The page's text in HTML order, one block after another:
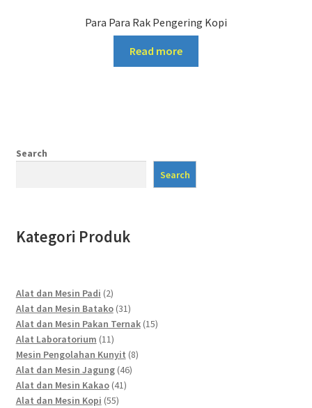
Para Para Rak Pengering Kopi
Read more
Search
Search
Kategori Produk
Alat dan Mesin Padi 22
products
Alat dan Mesin Batako 3131
products
Alat dan Mesin Pakan Ternak 1515
Alat Laboratorium 1111
products
Mesin Pengolahan Kunyit 88
Alat dan Mesin Jagung 4646
Alat dan Mesin Kakao 4141
Alat dan Mesin Kopi 5555